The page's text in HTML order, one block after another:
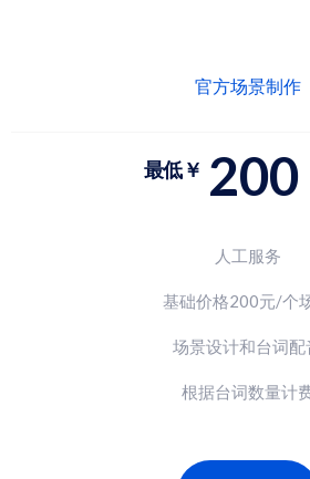
官方场景制作
最低￥ 200
人工服务
基础价格200元/个
场景设计和台词配
根据台词数量计